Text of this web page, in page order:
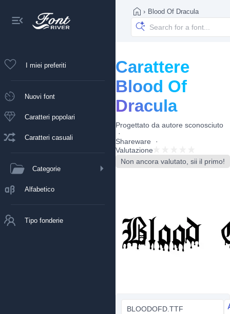
I miei preferiti
Nuovi font
Caratteri popolari
Caratteri casuali
Categorie
Alfabetico
Tipo fonderie
› Blood Of Dracula
Carattere
Blood Of
Dracula
Progettato da autore sconosciuto
Shareware
Valutazione
Non ancora valutato, sii il primo!
BLOODOFD.TTF